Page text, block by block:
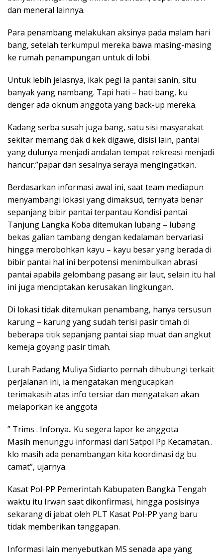
dan meneral lainnya.
Para penambang melakukan aksinya pada malam hari
bang, setelah terkumpul mereka bawa masing-masing
ke rumah penampungan untuk di lobi.
Untuk lebih jelasnya, ikak pegi la pantai sanin, situ
banyak yang nambang. Tapi hati – hati bang, ku
denger ada oknum anggota yang back-up mereka.
Kadang serba susah juga bang, satu sisi masyarakat
sekitar memang dak d kek digawe, disisi lain, pantai
yang dulunya menjadi andalan tempat rekreasi menjadi
hancur.”papar dan sesalnya seraya mengingatkan.
Berdasarkan informasi awal ini, saat team mediapun
menyambangi lokasi yang dimaksud, ternyata benar
sepanjang bibir pantai terpantau Kondisi pantai
Tanjung Langka Koba ditemukan lubang – lubang
bekas galian tambang dengan kedalaman bervariasi
hingga merobohkan kayu – kayu besar yang berada di
bibir pantai hal ini berpotensi menimbulkan abrasi
pantai apabila gelombang pasang air laut, selain itu hal
ini juga menciptakan kerusakan lingkungan.
Di lokasi tidak ditemukan penambang, hanya tersusun
karung – karung yang sudah terisi pasir timah di
beberapa titik sepanjang pantai siap muat dan angkut
kemeja goyang pasir timah.
Lurah Padang Muliya Sidiarto pernah dihubungi terkait
perjalanan ini, ia mengatakan mengucapkan
terimakasih atas info tersiar dan mengatakan akan
melaporkan ke anggota
” Trims . Infonya.. Ku segera lapor ke anggota
Masih menunggu informasi dari Satpol Pp Kecamatan..
klo masih ada penambangan kita koordinasi dg bu
camat”, ujarnya.
Kasat Pol-PP Pemerintah Kabupaten Bangka Tengah
waktu itu Irwan saat dikonfirmasi, hingga posisinya
sekarang di jabat oleh PLT Kasat Pol-PP yang baru
tidak memberikan tanggapan.
Informasi lain menyebutkan MS senada apa yang